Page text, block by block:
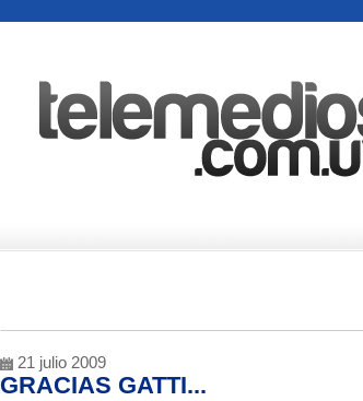
21 julio 2009
GRACIAS GATTI...